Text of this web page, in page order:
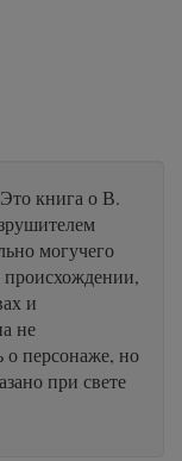
книга о В.
могучего
происхождении,
и
не
о персонаже, но
при свете